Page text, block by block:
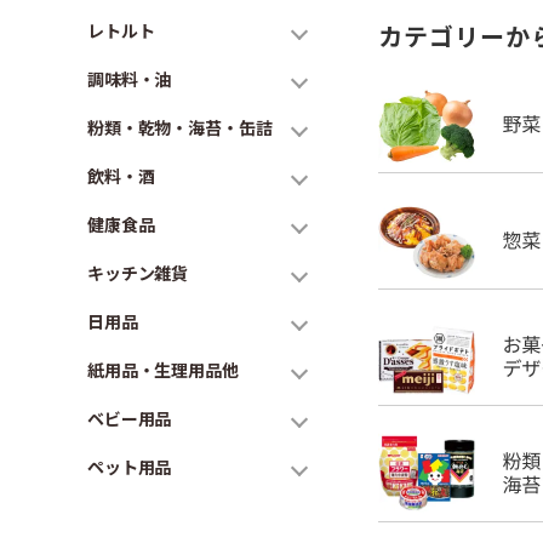
レトルト
調味料・油
粉類・乾物・海苔・缶詰
飲料・酒
健康食品
キッチン雑貨
日用品
紙用品・生理用品他
ベビー用品
ペット用品
カテゴリーか